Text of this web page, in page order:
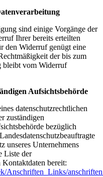
sind einige Vorgänge der
Ihrer bereits erteilten
den Widerruf genügt eine
der bis zum
bleibt vom Widerruf
Aufsichtsbehörde
datenschutzrechtlichen
zuständigen
bezüglich
unseres Unternehmens
Liste der
Kontaktdaten bereit:
Anschriften_Links/